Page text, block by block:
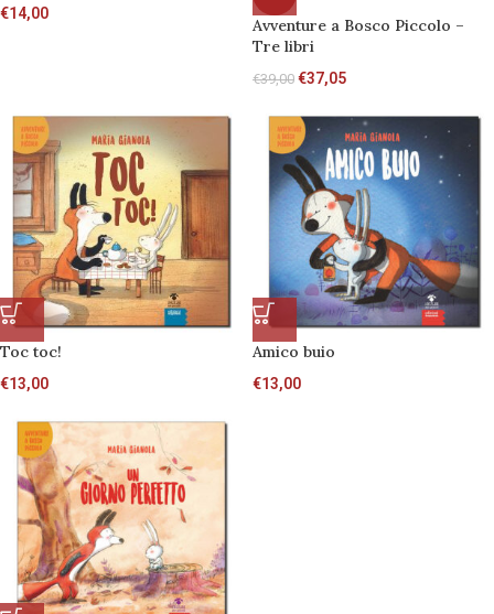
€14,00
Avventure a Bosco Piccolo –
Tre libri
€39,00 €37,05
Toc toc!
€13,00
Amico buio
€13,00